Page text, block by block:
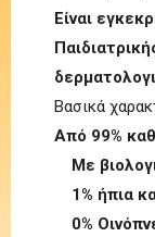
Είναι
Βασικά
Από 99%
Με
1% ήπια
0%